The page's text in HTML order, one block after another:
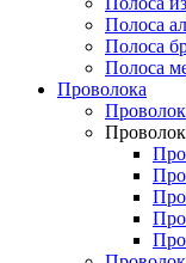
Полоса
Полоса
Полоса
Проволока